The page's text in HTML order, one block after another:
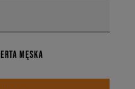
MĘSKA